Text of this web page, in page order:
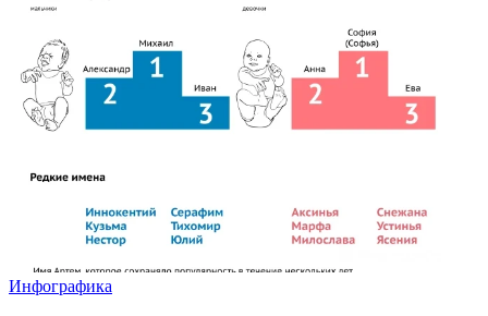
Инфографика